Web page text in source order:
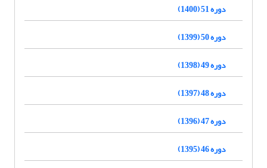
دوره 51 (1400)
دوره 50 (1399)
دوره 49 (1398)
دوره 48 (1397)
دوره 47 (1396)
دوره 46 (1395)